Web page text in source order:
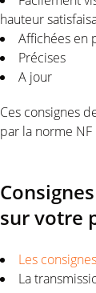
hauteur
Affichées en
Précises
A jour
Ces consignes
par la norme NF
sur votre
Les
La